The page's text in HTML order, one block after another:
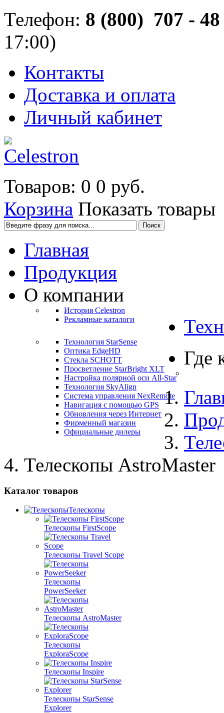
Телефон: 8 (800) 707 - 48
17:00)
Контакты
Доставка и оплата
Личный кабинет
Товаров: 0 0 руб.
Корзина Показать товары
Главная
Продукция
О компании
История Celestron
Рекламные каталоги
Технология StarSense
Оптика EdgeHD
Стекла SCHOTT
Просветление StarBright XLT
Настройка полярной оси All-Star
Технология SkyAlign
Система управления NexRemote
Навигация с помощью GPS
Обновления через Интернет
Где
Фирменный магазин
Официальные дилеры
Телескопы AstroMaster
Каталог товаров
Телескопы
Телескопы FirstScope
Телескопы Travel Scope
Телескопы
PowerSeeker
Телескопы AstroMaster
Телескопы
ExploraScope
Телескопы Inspire
Телескопы StarSense
Explorer